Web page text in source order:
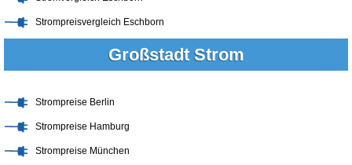
Strompreisvergleich Eschborn
Großstadt Strom
Strompreise Berlin
Strompreise Hamburg
Strompreise München